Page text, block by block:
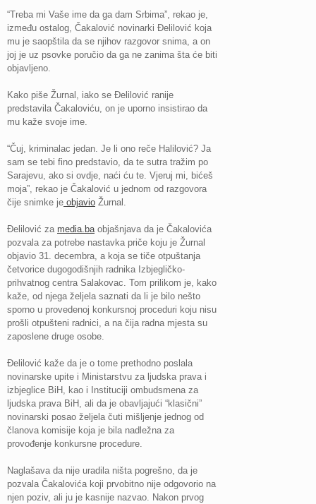
“Treba mi Vaše ime da ga dam Srbima”, rekao je,
između ostalog, Čakalović novinarki Đelilović koja
mu je saopštila da se njihov razgovor snima, a on
joj je uz psovke poručio da ga ne zanima šta će biti
objavljeno.
Kako piše Žurnal, iako se Đelilović ranije
predstavila Čakaloviću, on je uporno insistirao da
mu kaže svoje ime.
“Čuj, kriminalac jedan. Je li ono reče Halilović? Ja
sam se tebi fino predstavio, da te sutra tražim po
Sarajevu, ako si ovdje, naći ću te. Vjeruj mi, bićeš
moja”, rekao je Čakalović u jednom od razgovora
čije snimke je objavio Žurnal.
Đelilović za media.baobjašnjava da je Čakalovića
pozvala za potrebe nastavka priče koju je Žurnal
objavio 31. decembra, a koja se tiče otpuštanja
četvorice dugogodišnjih radnika Izbjegličko-
prihvatnog centra Salakovac. Tom prilikom je, kako
kaže, od njega željela saznati da li je bilo nešto
sporno u provedenoj konkursnoj proceduri koju nisu
prošli otpušteni radnici, a na čija radna mjesta su
zaposlene druge osobe.
Đelilović kaže da je o tome prethodno poslala
novinarske upite i Ministarstvu za ljudska prava i
izbjeglice BiH, kao i Instituciji ombudsmena za
ljudska prava BiH, ali da je obavljajući “klasični”
novinarski posao željela čuti mišljenje jednog od
članova komisije koja je bila nadležna za
provođenje konkursne procedure.
Naglašava da nije uradila ništa pogrešno, da je
pozvala Čakalovića koji prvobitno nije odgovorio na
njen poziv, ali ju je kasnije nazvao. Nakon prvog